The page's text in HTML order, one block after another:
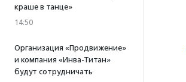
краше в танце»
14:50
Организация «Продвижение»
и компания «Инва-Титан»
будут сотрудничать